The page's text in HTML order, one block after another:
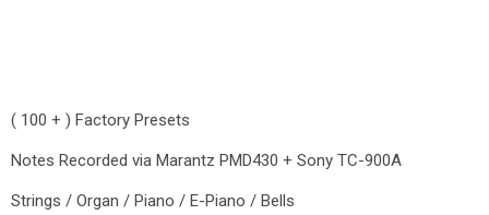
( 100 + ) Factory Presets
Notes Recorded via Marantz PMD430 + Sony TC-900A
Strings / Organ / Piano / E-Piano / Bells